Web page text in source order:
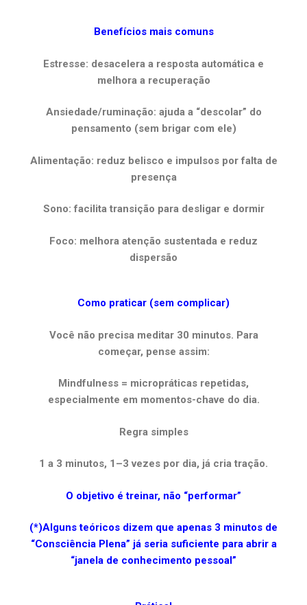
Benefícios mais comuns
Estresse: desacelera a resposta automática e
melhora a recuperação
Ansiedade/ruminação: ajuda a “descolar” do
pensamento (sem brigar com ele)
Alimentação: reduz belisco e impulsos por falta de
presença
Sono: facilita transição para desligar e dormir
Foco: melhora atenção sustentada e reduz
dispersão
Como praticar (sem complicar)
Você não precisa meditar 30 minutos. Para
começar, pense assim:
Mindfulness = micropráticas repetidas,
especialmente em momentos-chave do dia.
Regra simples
1 a 3 minutos, 1–3 vezes por dia, já cria tração.
O objetivo é treinar, não “performar”
(*)Alguns teóricos dizem que apenas 3 minutos de
“Consciência Plena” já seria suficiente para abrir a
“janela de conhecimento pessoal”